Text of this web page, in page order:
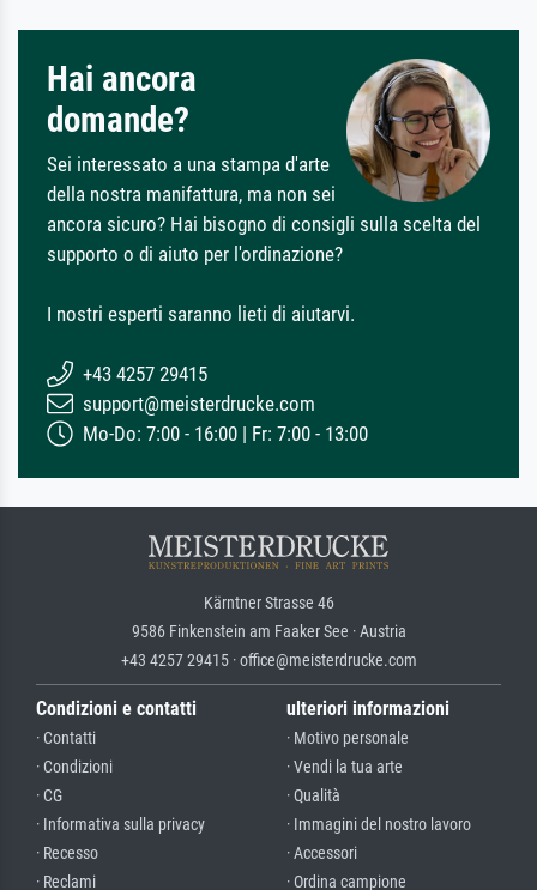
Hai ancora
domande?
Sei interessato a una stampa d'arte
della nostra manifattura, ma non sei
ancora sicuro? Hai bisogno di consigli sulla scelta del
supporto o di aiuto per l'ordinazione?
I nostri esperti saranno lieti di aiutarvi.
+43 4257 29415
support@meisterdrucke.com
Mo-Do: 7:00 - 16:00 | Fr: 7:00 - 13:00
Kärntner Strasse 46
9586 Finkenstein am Faaker See · Austria
+43 4257 29415 · office@meisterdrucke.com
Condizioni e contatti
· Contatti
· Condizioni
· CG
· Informativa sulla privacy
· Recesso
· Reclami
ulteriori informazioni
· Motivo personale
· Vendi la tua arte
· Qualità
· Immagini del nostro lavoro
· Accessori
· Ordina campione